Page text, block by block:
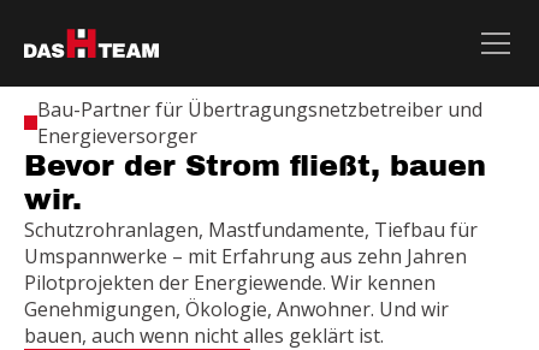
Bau-Partner für Übertragungsnetzbetreiber und
Energieversorger
Bevor der Strom fließt, bauen
wir.
Schutzrohranlagen, Mastfundamente, Tiefbau für
Umspannwerke – mit Erfahrung aus zehn Jahren
Pilotprojekten der Energiewende. Wir kennen
Genehmigungen, Ökologie, Anwohner. Und wir
bauen, auch wenn nicht alles geklärt ist.